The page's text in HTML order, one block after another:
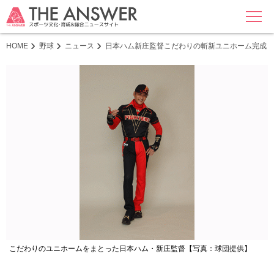
MENU
HOME 野球 ニュース 日本ハム新庄監督こだわりの斬新ユニホーム完成
こだわりのユニホームをまとった日本ハム・新庄監督【写真：球団提供】